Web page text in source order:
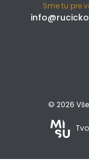
Sme tu pre
© 2026